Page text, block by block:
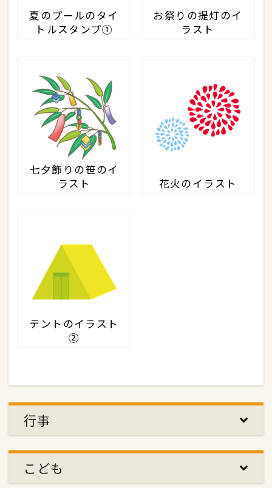
夏のプールのタイ
トルスタンプ①
お祭りの提灯のイ
ラスト
七夕飾りの笹のイ
ラスト
花火のイラスト
テントのイラスト
②
行事
こども